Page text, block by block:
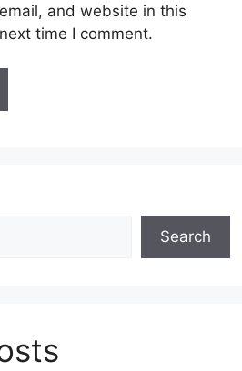
and website in this
time I comment.
Search